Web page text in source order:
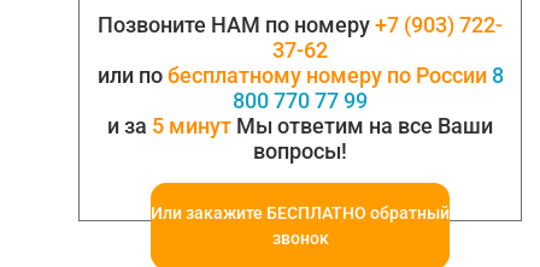
Позвоните НАМ по номеру+7 (903) 722-
37-62
или побесплатному номеру по России 8
800 770 77 99
и за 5 минут Мы ответим на все Ваши
вопросы!
Или закажите БЕСПЛАТНО обратный
звонок